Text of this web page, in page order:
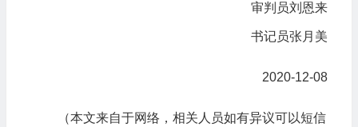
审判员刘恩来
书记员张月美
2020-12-08
（本文来自于网络，相关人员如有异议可以短信